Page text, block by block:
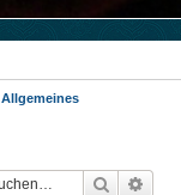
Allgemeines
Suche